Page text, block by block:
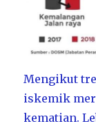
Mengikut
iskemik
kematian.